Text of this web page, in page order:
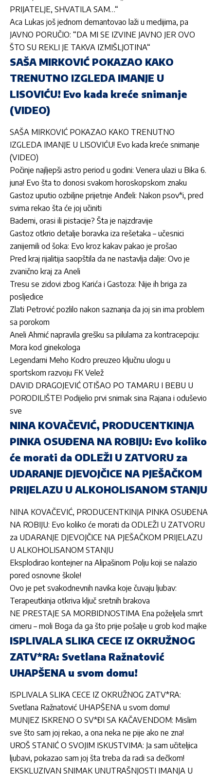
PRIJATELJE, SHVATILA SAM…“
Aca Lukas još jednom demantovao laži u medijima, pa
JAVNO PORUČIO: “DA MI SE IZVINE JAVNO JER OVO
ŠTO SU REKLI JE TAKVA IZMIŠLJOTINA“
SAŠA MIRKOVIĆ POKAZAO KAKO
TRENUTNO IZGLEDA IMANJE U
LISOVIĆU! Evo kada kreće snimanje
(VIDEO)
SAŠA MIRKOVIĆ POKAZAO KAKO TRENUTNO
IZGLEDA IMANJE U LISOVIĆU! Evo kada kreće snimanje
(VIDEO)
Počinje najljepši astro period u godini: Venera ulazi u Bika 6.
juna! Evo šta to donosi svakom horoskopskom znaku
Gastoz uputio ozbiljne prijetnje Anđeli: Nakon psov*i, pred
svima rekao šta će joj učiniti
Bademi, orasi ili pistacije? Šta je najzdravije
Gastoz otkrio detalje boravka iza rešetaka – učesnici
zanijemili od šoka: Evo kroz kakav pakao je prošao
Pred kraj rijalitija saopštila da ne nastavlja dalje: Ovo je
zvanično kraj za Aneli
Tresu se zidovi zbog Karića i Gastoza: Nije ih briga za
posljedice
Zlati Petrović pozlilo nakon saznanja da joj sin ima problem
sa porokom
Aneli Ahmić napravila grešku sa pilulama za kontracepciju:
Mora kod ginekologa
Legendarni Meho Kodro preuzeo ključnu ulogu u
sportskom razvoju FK Velež
DAVID DRAGOJEVIĆ OTIŠAO PO TAMARU I BEBU U
PORODILIŠTE! Podijelio prvi snimak sina Rajana i oduševio
sve
NINA KOVAČEVIĆ, PRODUCENTKINJA
PINKA OSUĐENA NA ROBIJU: Evo koliko
će morati da ODLEŽI U ZATVORU za
UDARANJE DJEVOJČICE NA PJEŠAČKOM
PRIJELAZU U ALKOHOLISANOM STANJU
NINA KOVAČEVIĆ, PRODUCENTKINJA PINKA OSUĐENA
NA ROBIJU: Evo koliko će morati da ODLEŽI U ZATVORU
za UDARANJE DJEVOJČICE NA PJEŠAČKOM PRIJELAZU
U ALKOHOLISANOM STANJU
Eksplodirao kontejner na Alipašinom Polju koji se nalazio
pored osnovne škole!
Ovo je pet svakodnevnih navika koje čuvaju ljubav:
Terapeutkinja otkriva ključ sretnih brakova
NE PRESTAJE SA MORBIDNOSTIMA Ena poželjela smrt
cimeru – moli Boga da ga što prije pošalje u grob kod majke
ISPLIVALA SLIKA CECE IZ OKRUŽNOG
ZATV*RA: Svetlana Ražnatović
UHAPŠENA u svom domu!
ISPLIVALA SLIKA CECE IZ OKRUŽNOG ZATV*RA:
Svetlana Ražnatović UHAPŠENA u svom domu!
MUNJEZ ISKRENO O SV*ĐI SA KAČAVENDOM: Mislim
sve što sam joj rekao, a ona neka ne pije ako ne zna!
UROŠ STANIĆ O SVOJIM ISKUSTVIMA: Ja sam učiteljica
ljubavi, pokazao sam joj šta treba da radi sa dečkom!
EKSKLUZIVAN SNIMAK UNUTRAŠNJOSTI IMANJA U